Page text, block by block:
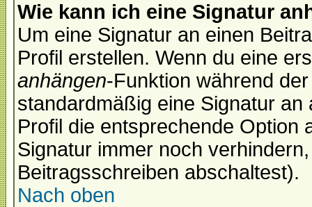
Wie kann ich eine Signatur
Um eine Signatur an einen
Profil erstellen. Wenn du eine
anhängen-Funktion während
standardmäßig eine Signatur
Profil die entsprechende Option
Signatur immer noch
Beitragsschreiben abschaltest).
Nach oben